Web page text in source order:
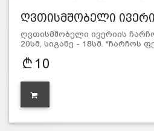
ღვთისმშობელი
ღვთისმშობელი ივერიის
20სმ, სიგანე - 18სმ. *ჩარჩოს
10